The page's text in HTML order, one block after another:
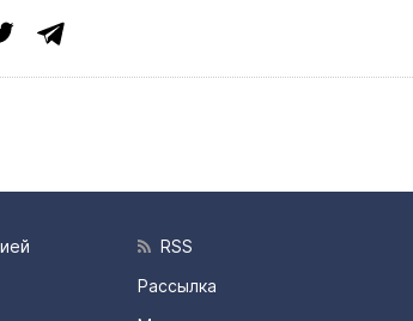
RSS
Рассылка